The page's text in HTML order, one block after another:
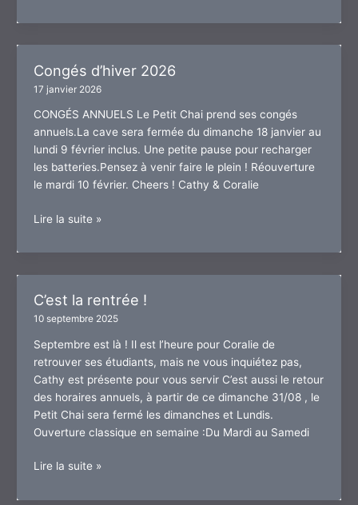
jours
mai
2026
Congés d’hiver 2026
17 janvier 2026
CONGÉS ANNUELS Le Petit Chai prend ses congés
annuels.La cave sera fermée du dimanche 18 janvier au
lundi 9 février inclus. Une petite pause pour recharger
les batteries.Pensez à venir faire le plein ! Réouverture
le mardi 10 février. Cheers ! Cathy & Coralie
Congés
2026
Lire la suite »
C’est la rentrée !
10 septembre 2025
Septembre est là ! Il est l’heure pour Coralie de
retrouver ses étudiants, mais ne vous inquiétez pas,
Cathy est présente pour vous servir C’est aussi le retour
des horaires annuels, à partir de ce dimanche 31/08 , le
Petit Chai sera fermé les dimanches et Lundis.
Ouverture classique en semaine :Du Mardi au Samedi
C’est
rentrée
Lire la suite »